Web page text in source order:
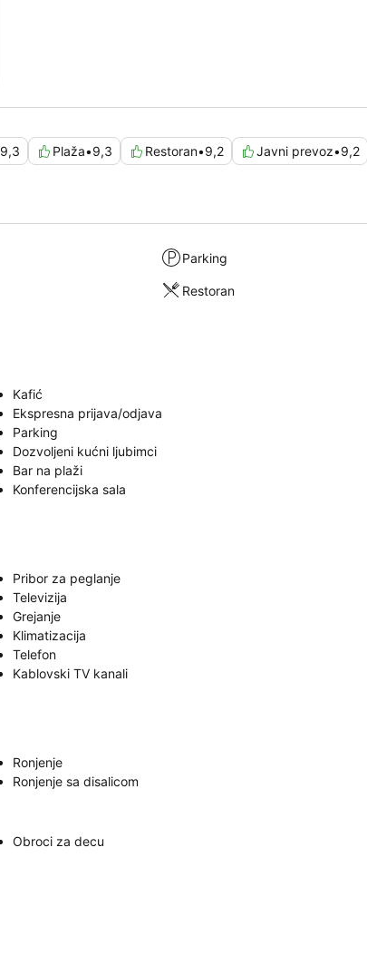
9,3 Plaža•9,3 Restoran•9,2 Javni prevoz•9,2
Parking
Restoran
Kafić
Ekspresna prijava/odjava
Parking
Dozvoljeni kućni ljubimci
Bar na plaži
Konferencijska sala
Pribor za peglanje
Televizija
Grejanje
Klimatizacija
Telefon
Kablovski TV kanali
Ronjenje
Ronjenje sa disalicom
Obroci za decu